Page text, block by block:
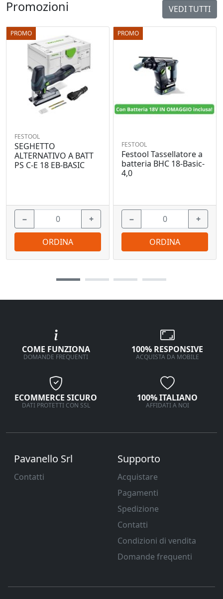
Promozioni VEDI TUTTI
PROMO
FESTOOL
SEGHETTO
ALTERNATIVO A BATT
PS C-E 18 EB-BASIC
− +
ORDINA
PROMO
FESTOOL
Festool Tassellatore a
batteria BHC 18-Basic-
4,0
− +
ORDINA
COME FUNZIONA
DOMANDE FREQUENTI
100% RESPONSIVE
ACQUISTA DA MOBILE
ECOMMERCE SICURO
DATI PROTETTI CON SSL
100% ITALIANO
AFFIDATI A NOI
Pavanello Srl
Contatti
Supporto
Acquistare
Pagamenti
Spedizione
Contatti
Condizioni di vendita
Domande frequenti